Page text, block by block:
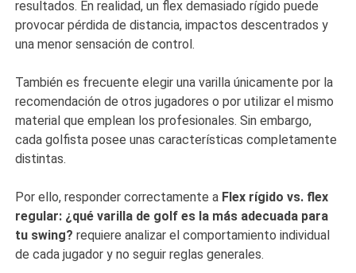
resultados. En realidad, un flex demasiado rígido puede
provocar pérdida de distancia, impactos descentrados y
una menor sensación de control.
También es frecuente elegir una varilla únicamente por la
recomendación de otros jugadores o por utilizar el mismo
material que emplean los profesionales. Sin embargo,
cada golfista posee unas características completamente
distintas.
Por ello, responder correctamente a Flex rígido vs. flex
regular: ¿qué varilla de golf es la más adecuada para
tu swing? requiere analizar el comportamiento individual
de cada jugador y no seguir reglas generales.